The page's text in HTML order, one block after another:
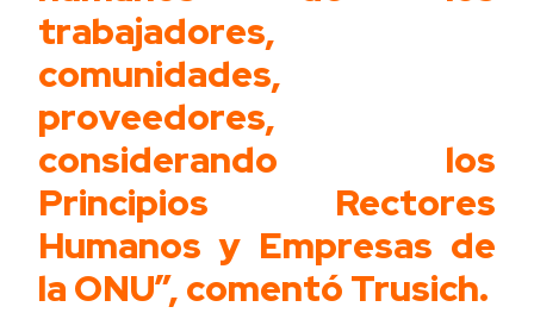
trabajadores,
comunidades,
proveedores,
considerando los
Principios Rectores
Humanos y Empresas de
la ONU”, comentó Trusich.